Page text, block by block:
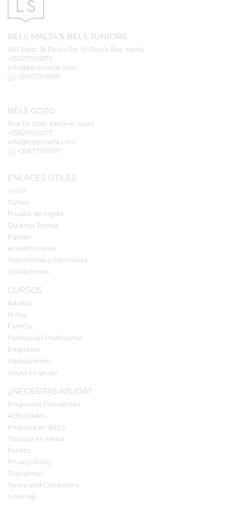
BELS MALTA & BELS JUNIORS
550 West, St.Paul's Str, St.Paul's Bay, Malta
+35627055577
info@belsmalta.com
+35677516971
BELS GOZO
Triq Ta' Doti, Kerċem, Gozo
+35627055577
info@belsmalta.com
+35677516971
ENLACES ÚTILES
Inicio
Cursos
Prueba de inglés
Quiénes Somos
Equipo
Acreditaciones
Testimonios y Opiniones
Contáctenos
CURSOS
Adultos
Niños
Familia
Formación Profesional
Empresas
Adolescentes
Viajes en grupo
¿NECESITAS AYUDA?
Preguntas Frecuentes
Actividades
Empleos en BELS
Trabajar en Malta
Folleto
Privacy Policy
Disclaimer
Terms and Conditions
Sitemap